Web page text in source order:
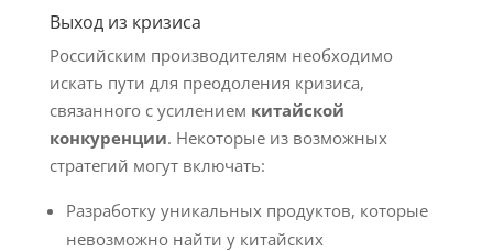
Выход из кризиса
Российским производителям необходимо
искать пути для преодоления кризиса,
связанного с усилением китайской
конкуренции. Некоторые из возможных
стратегий могут включать:
Разработку уникальных продуктов, которые
невозможно найти у китайских